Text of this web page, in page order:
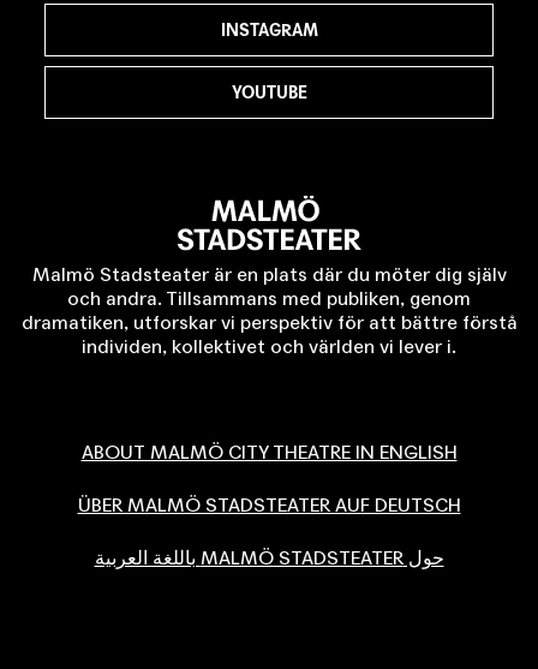
Malmö Stadsteater är en plats där du möter dig själv
och andra. Tillsammans med publiken, genom
dramatiken, utforskar vi perspektiv för att bättre förstå
individen, kollektivet och världen vi lever i.
ABOUT MALMÖ CITY THEATRE IN ENGLISH
ÜBER MALMÖ STADSTEATER AUF DEUTSCH
حول MALMÖ STADSTEATER باللغة العربية
INSTAGRAM
YOUTUBE